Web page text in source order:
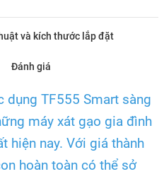
và kích thước lắp đặt
Đánh giá
dụng TF555 Smart sàng
máy xát gạo gia đình
hiện nay. Với giá thành
hoàn toàn có thể sở